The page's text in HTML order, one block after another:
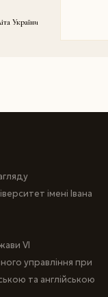
України
імені Івана
VI
управління при
та англійською